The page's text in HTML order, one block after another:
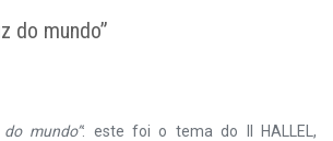
do mundo”
mundo”: este foi o tema do II HALLEL,